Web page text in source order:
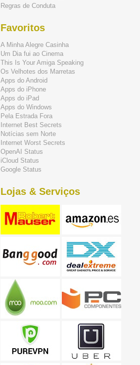
Regras de Conduta
Favoritos
A Minha Alegre Casinha
Um Dia fui ao Cinema
This Is Your Amiga Speaking
Os Velhotes dos Marretas
Apps do Android
Apps do iPhone
Apps do iPad
Apps do Windows
Pela Estrada Fora
Internet Best Secrets
Notícias sem Norte
Internet Worst Secrets
OpenAI Status
iCloud Status
Google Status
Lojas & Serviços